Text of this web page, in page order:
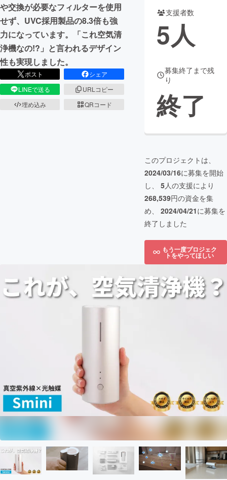
や交換が必要なフィルターを使用
せず、UVC採用製品の8.3倍も強
力になっています。「これ空気清
浄機なの!?」と言われるデザイン
性も実現しました。
ポスト
シェア
LINEで送る
URLコピー
埋め込み
QRコード
支援者数
5人
募集終了まで残
り
終了
このプロジェクトは、
2024/03/16に募集を開始
し、 5人の支援により
268,539円の資金を集
め、 2024/04/21に募集を
終了しました
もう一度プロジェク
トをやってほしい